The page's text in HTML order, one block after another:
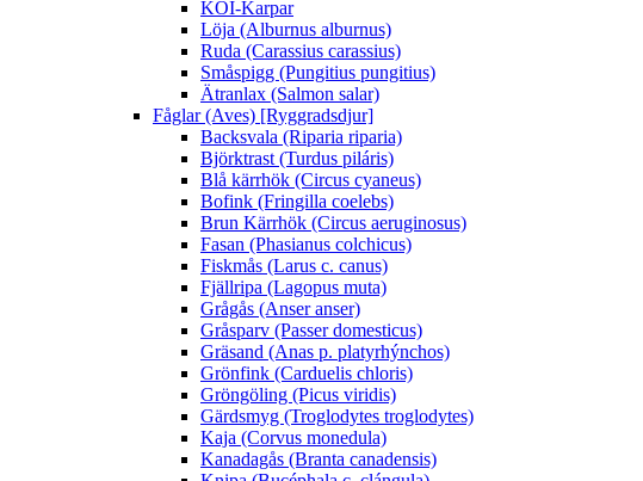
KOI-Karpar
Löja (Alburnus alburnus)
Ruda (Carassius carassius)
Småspigg (Pungitius pungitius)
Ätranlax (Salmon salar)
Fåglar (Aves) [Ryggradsdjur]
Backsvala (Riparia riparia)
Björktrast (Turdus piláris)
Blå kärrhök (Circus cyaneus)
Bofink (Fringilla coelebs)
Brun Kärrhök (Circus aeruginosus)
Fasan (Phasianus colchicus)
Fiskmås (Larus c. canus)
Fjällripa (Lagopus muta)
Grågås (Anser anser)
Gråsparv (Passer domesticus)
Gräsand (Anas p. platyrhýnchos)
Grönfink (Carduelis chloris)
Gröngöling (Picus viridis)
Gärdsmyg (Troglodytes troglodytes)
Kaja (Corvus monedula)
Kanadagås (Branta canadensis)